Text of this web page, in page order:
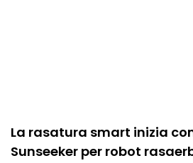
La rasatura smart inizia
Sunseeker per robot